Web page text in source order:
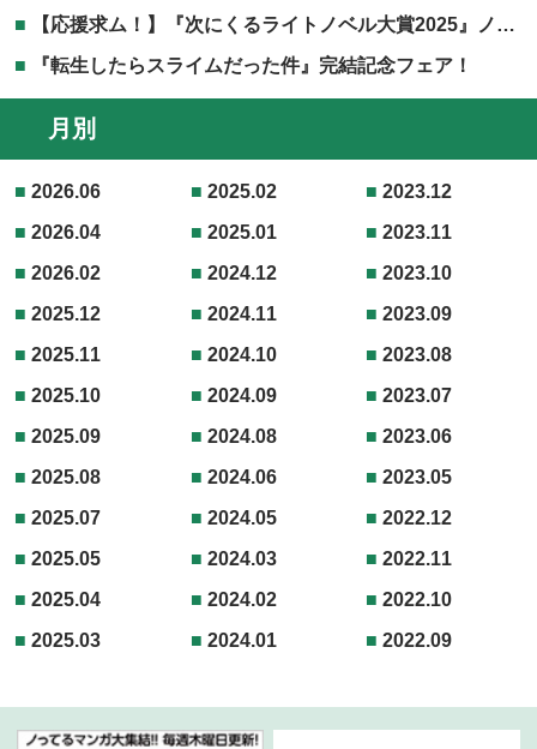
【応援求ム！】『次にくるライトノベル大賞2025』ノミネート作品発表！！
『転生したらスライムだった件』完結記念フェア！
月別
2026.06
2026.04
2026.02
2025.12
2025.11
2025.10
2025.09
2025.08
2025.07
2025.05
2025.04
2025.03
2025.02
2025.01
2024.12
2024.11
2024.10
2024.09
2024.08
2024.06
2024.05
2024.03
2024.02
2024.01
2023.12
2023.11
2023.10
2023.09
2023.08
2023.07
2023.06
2023.05
2022.12
2022.11
2022.10
2022.09